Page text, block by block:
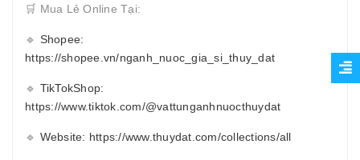
🛒 Mua Lẻ Online Tại:
🔹 Shopee:
https://shopee.vn/nganh_nuoc_gia_si_thuy_dat
🔹 TikTokShop:
https://www.tiktok.com/@vattunganhnuocthuydat
🔹 Website: https://www.thuydat.com/collections/all